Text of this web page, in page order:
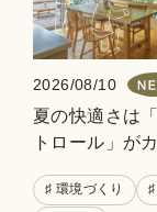
2026/08/10
夏の快適さは
トロール」が
♯ 環境づくり